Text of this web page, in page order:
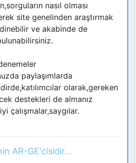
nasıl olması
site genelinden araştırmak
ve akabinde de
paylaşımlarda
olarak,gereken
destekleri de almanız
çalışmalar,saygılar.
AR-GE'cisidir...